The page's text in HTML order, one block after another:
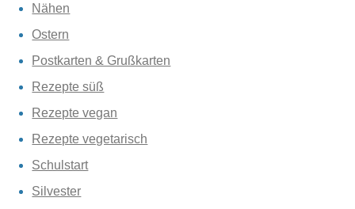
Nähen
Ostern
Postkarten & Grußkarten
Rezepte süß
Rezepte vegan
Rezepte vegetarisch
Schulstart
Silvester